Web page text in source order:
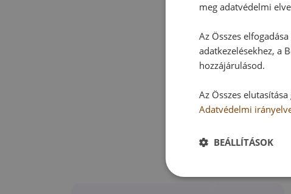
meg adatvédelmi
Az Összes
adatkezelésekhez, a
hozzájárulásod.
Az Összes
Adatvédelmi
BEÁLLÍTÁSOK